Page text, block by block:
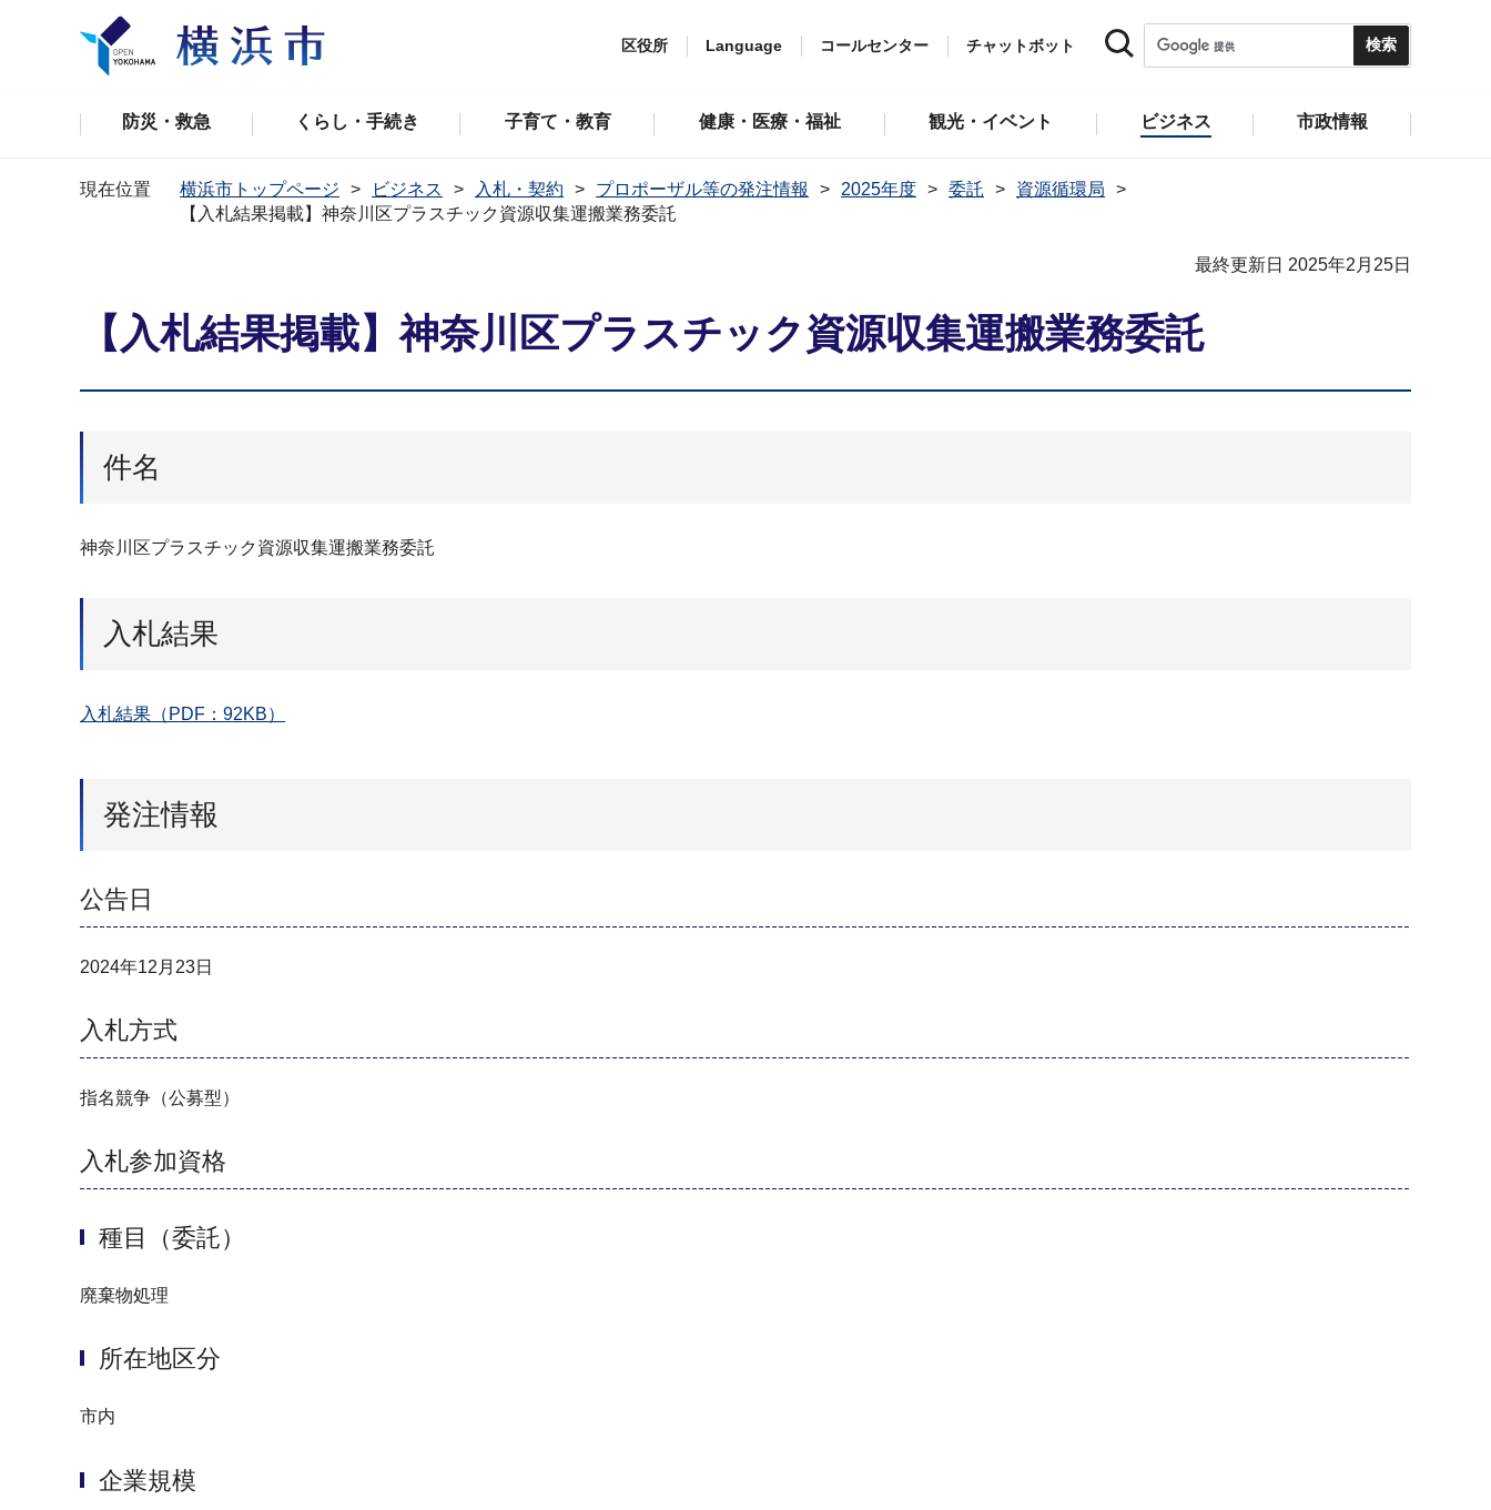
区役所 Language コールセンター チャットボット
防災・救急 くらし・手続き 子育て・教育 健康・医療・福祉 観光・イベント ビジネス 市政情報
現在位置 横浜市トップページ ビジネス 入札・契約 プロポーザル等の発注情報 2025年度 委託
資源循環局
【入札結果掲載】神奈川区プラスチック資源収集運搬業務委託
最終更新日 2025年2月25日
【入札結果掲載】神奈川区プラスチック資源収集運搬業務委託
件名
神奈川区プラスチック資源収集運搬業務委託
入札結果
入札結果（PDF：92KB）
発注情報
公告日
2024年12月23日
入札方式
指名競争（公募型）
入札参加資格
種目（委託）
廃棄物処理
所在地区分
市内
企業規模